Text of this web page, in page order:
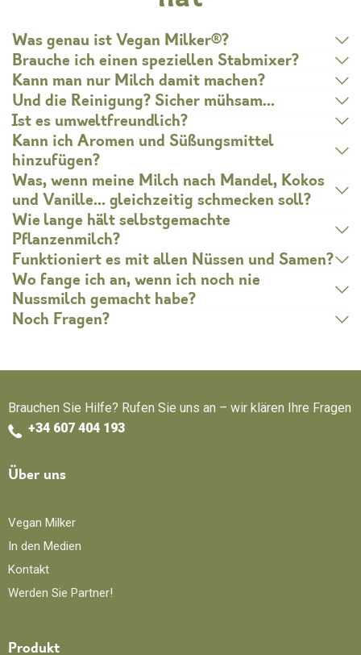
Was genau ist Vegan Milker®?
Brauche ich einen speziellen Stabmixer?
Kann man nur Milch damit machen?
Und die Reinigung? Sicher mühsam…
Ist es umweltfreundlich?
Kann ich Aromen und Süßungsmittel
hinzufügen?
Was, wenn meine Milch nach Mandel, Kokos
und Vanille… gleichzeitig schmecken soll?
Wie lange hält selbstgemachte
Pflanzenmilch?
Funktioniert es mit allen Nüssen und Samen?
Wo fange ich an, wenn ich noch nie
Nussmilch gemacht habe?
Noch Fragen?
Brauchen Sie Hilfe? Rufen Sie uns an – wir klären Ihre Fragen
+34 607 404 193
Über uns
Vegan Milker
In den Medien
Kontakt
Werden Sie Partner!
Produkt